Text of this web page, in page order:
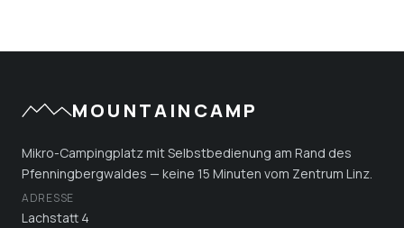
MOUNTAINCAMP
Mikro-Campingplatz mit Selbstbedienung am Rand des
Pfenningbergwaldes — keine 15 Minuten vom Zentrum Linz.
ADRESSE
Lachstatt 4